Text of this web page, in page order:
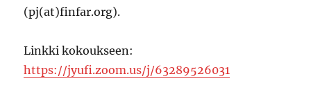
(pj(at)finfar.org).
Linkki kokoukseen:
https://jyufi.zoom.us/j/63289526031